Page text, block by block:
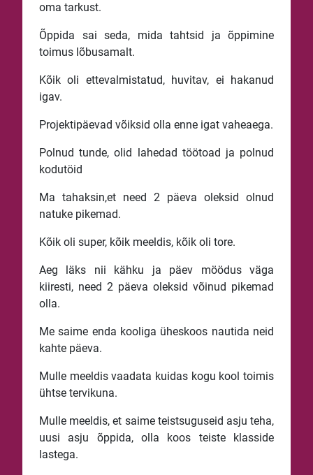
oma tarkust.
Õppida sai seda, mida tahtsid ja õppimine
toimus lõbusamalt.
Kõik oli ettevalmistatud, huvitav, ei hakanud
igav.
Projektipäevad võiksid olla enne igat vaheaega.
Polnud tunde, olid lahedad töötoad ja polnud
kodutöid
Ma tahaksin,et need 2 päeva oleksid olnud
natuke pikemad.
Kõik oli super, kõik meeldis, kõik oli tore.
Aeg läks nii kähku ja päev möödus väga
kiiresti, need 2 päeva oleksid võinud pikemad
olla.
Me saime enda kooliga üheskoos nautida neid
kahte päeva.
Mulle meeldis vaadata kuidas kogu kool toimis
ühtse tervikuna.
Mulle meeldis, et saime teistsuguseid asju teha,
uusi asju õppida, olla koos teiste klasside
lastega.